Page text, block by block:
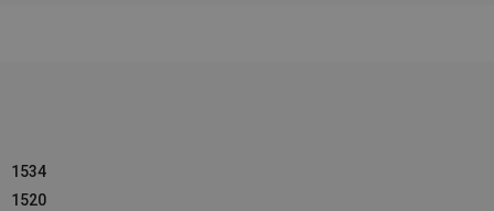
1534
1520